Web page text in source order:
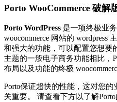
Porto WooCommerce 破解
Porto WordPress 是一项终极业
woocommerce 网站的 wordpress
和强大的功能，可以配置您想要
主题的一般电子商务功能相比，
布局以及功能的终极
Porto保证超快的性能，这对您的
关重要。 请查看下方以了解